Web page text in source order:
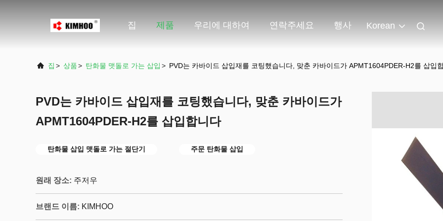
집 제품 우리에 대하여 연락주세요 행사 Korean
집 > 상품> 탄화물 맷돌로 가는 삽입 > PVD는 카바이드 삽입재를 코팅했습니다, 맞춘 카바이드가 APMT1604PDER-H2를 삽입
PVD는 카바이드 삽입재를 코팅했습니다, 맞춘 카바이드가
APMT1604PDER-H2를 삽입합니다
탄화물 삽입 맷돌로 가는 절단기 주문 탄화물 삽입
원래 장소: 주저우
브랜드 이름: KIMHOO